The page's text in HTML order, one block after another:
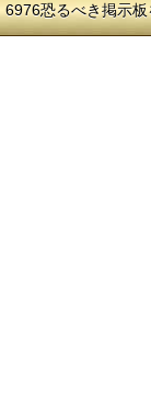
6976恐るべき掲示板